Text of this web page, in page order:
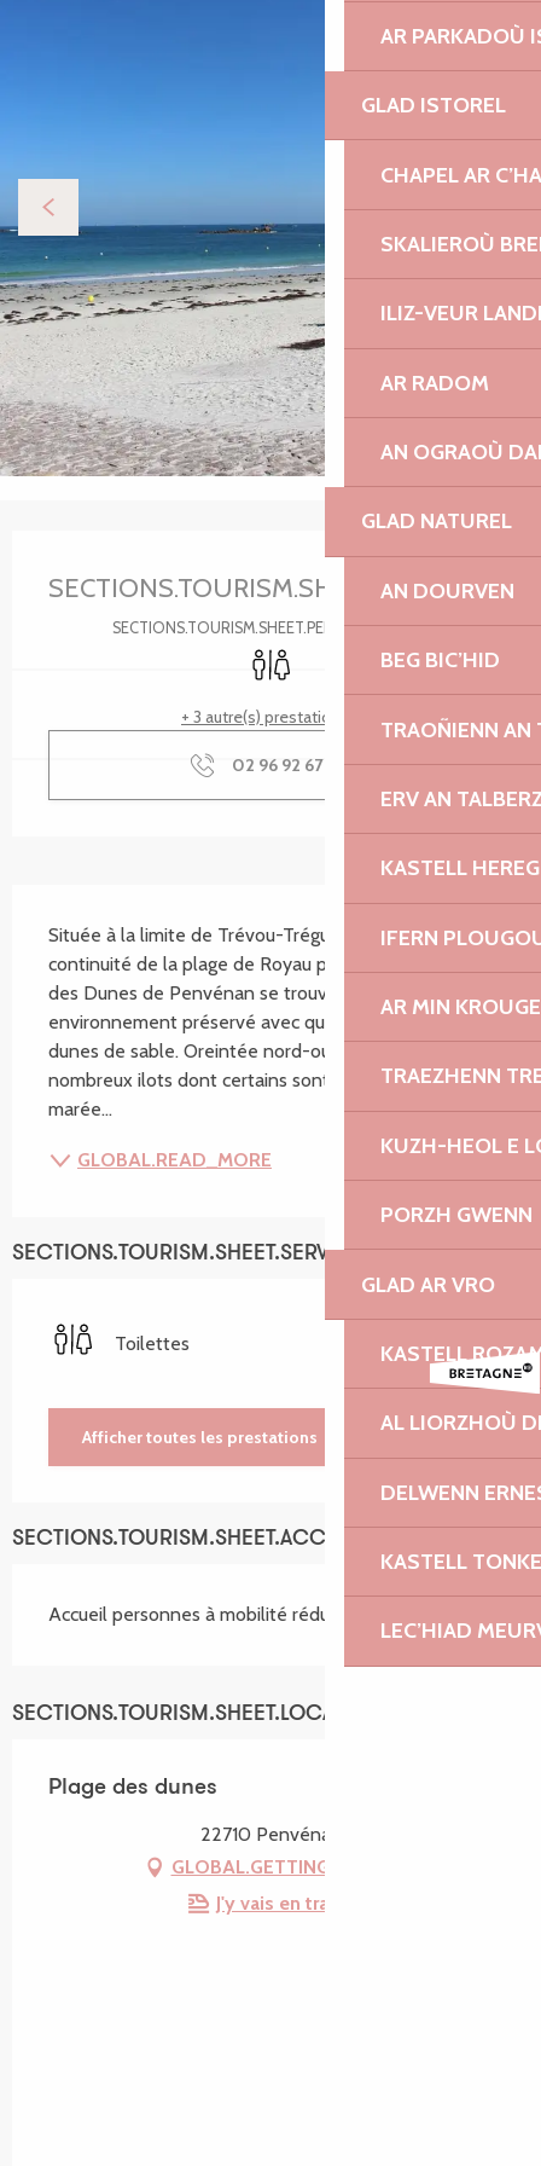
AR PARKADOÙ
GLAD ISTOREL
CHAPEL AR
SKALIEROÙ
ILIZ-VEUR
AR RADOM
AN OGRAOÙ
GLAD NATUREL
AN DOURVEN
BEG BIC’HID
TRAOÑIENN AN
ERV AN
KASTELL HEREG
IFERN
AR MIN
TRAEZHENN
KUZH-HEOL E
PORZH GWENN
GLAD AR VRO
KASTELL
AL LIORZHOÙ
DELWENN
KASTELL
LEC’HIAD
SECTIONS.TOURISM.SHEET.PERIODS.DETAILS
Toilettes
+ 3 autre(s) prestation(s)
02 96 92 67 ▒▒
SECTIONS.TOURISM.SHEET.DESCRIPTION
Située à la limite de Trévou-Tréguignec et dans la
continuité de la plage de Royau par le GR34, la plage
des Dunes de Penvénan se trouve dans un
environnement préservé avec quelques petites
dunes de sable. Oreintée nord-ouest, on y trouve de
nombreux ilots dont certains sont accessibles à
marée...
GLOBAL.READ_MORE
SECTIONS.TOURISM.SHEET.SERVICES
Toilettes
Afficher toutes les prestations
SECTIONS.TOURISM.SHEET.ACCESSIBILITY_SERVICES
Accueil personnes à mobilité réduite
SECTIONS.TOURISM.SHEET.LOCATION
Plage des dunes
22710 Penvénan
GLOBAL.GETTING_THERE
J'y vais en train !